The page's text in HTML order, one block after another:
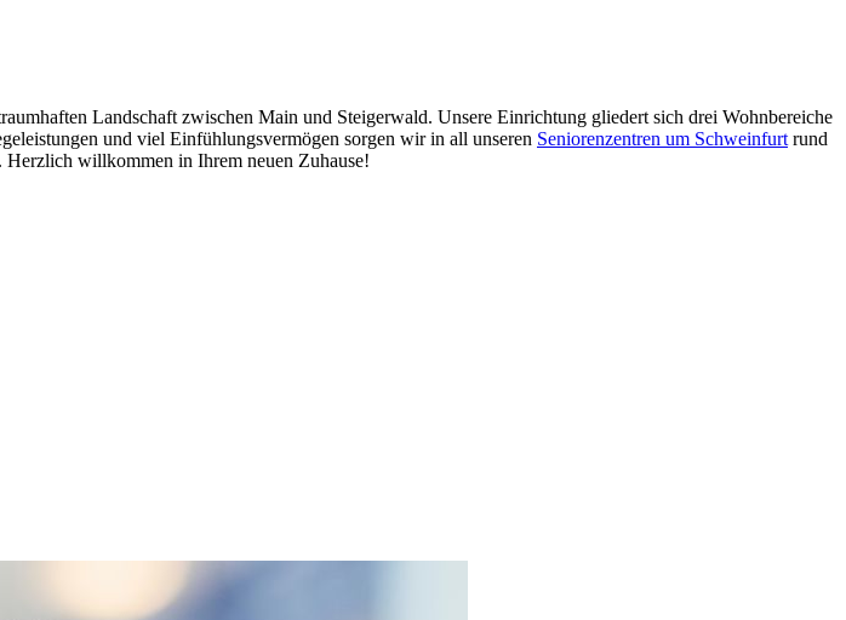
Landschaft zwischen Main und Steigerwald. Unsere Einrichtung gliedert sich drei Wohnbereiche
und viel Einfühlungsvermögen sorgen wir in all unseren Seniorenzentren um Schweinfurt rund
willkommen in Ihrem neuen Zuhause!